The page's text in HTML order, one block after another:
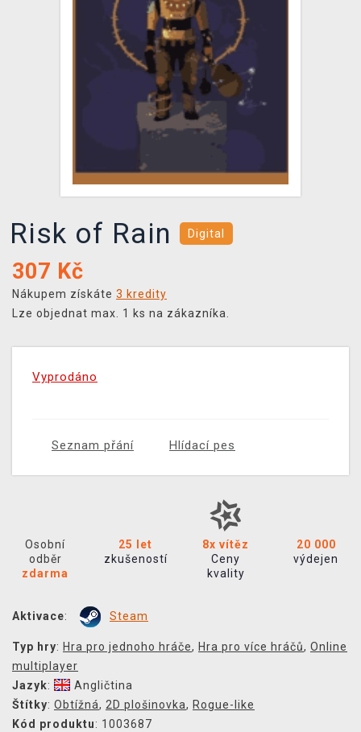
TCG & BOARDGAME HUB
VÝKUP HER (BAZAR)
Risk of Rain Digital
307 Kč
Nákupem získáte 3 kredity
Lze objednat max. 1 ks na zákazníka.
Vyprodáno
Seznam přání Hlídací pes
Osobní
odběr
zdarma
25 let
zkušeností
8x vítěz
Ceny
kvality
20 000
výdejen
Aktivace: Steam
Typ hry: Hra pro jednoho hráče, Hra pro více hráčů, Online
multiplayer
Jazyk:
Angličtina
Štítky: Obtížná, 2D plošinovka, Rogue-like
Kód produktu: 1003687